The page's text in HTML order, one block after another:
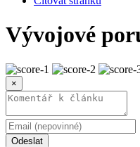
Vývojové
×
Odeslat